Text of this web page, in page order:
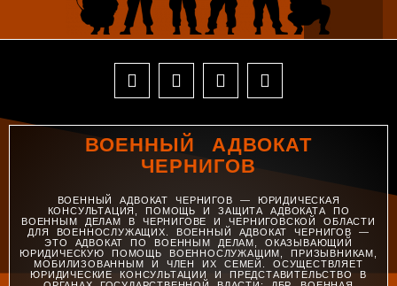
ВОЕННЫЙ АДВОКАТ
ЧЕРНИГОВ
ВОЕННЫЙ АДВОКАТ ЧЕРНИГОВ — ЮРИДИЧЕСКАЯ
КОНСУЛЬТАЦИЯ, ПОМОЩЬ И ЗАЩИТА АДВОКАТА ПО
ВОЕННЫМ ДЕЛАМ В ЧЕРНИГОВЕ И ЧЕРНИГОВСКОЙ ОБЛАСТИ
ДЛЯ ВОЕННОСЛУЖАЩИХ. ВОЕННЫЙ АДВОКАТ ЧЕРНИГОВ —
ЭТО АДВОКАТ ПО ВОЕННЫМ ДЕЛАМ, ОКАЗЫВАЮЩИЙ
ЮРИДИЧЕСКУЮ ПОМОЩЬ ВОЕННОСЛУЖАЩИМ, ПРИЗЫВНИКАМ,
МОБИЛИЗОВАННЫМ И ЧЛЕН ИХ СЕМЕЙ. ОСУЩЕСТВЛЯЕТ
ЮРИДИЧЕСКИЕ КОНСУЛЬТАЦИИ И ПРЕДСТАВИТЕЛЬСТВО В